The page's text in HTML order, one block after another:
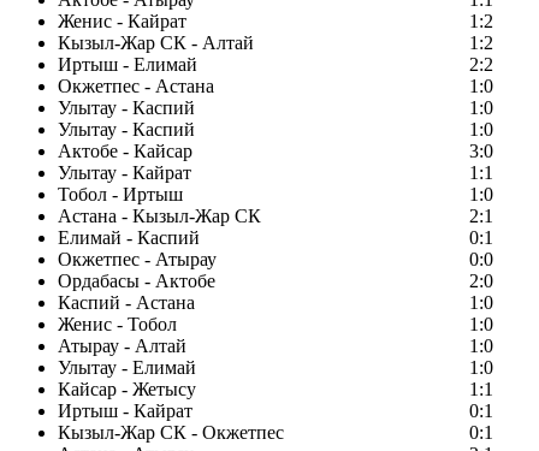
Женис - Кайрат
1:2
Кызыл-Жар СК - Алтай
1:2
Иртыш - Елимай
2:2
Окжетпес - Астана
1:0
Улытау - Каспий
1:0
Улытау - Каспий
1:0
Актобе - Кайсар
3:0
Улытау - Кайрат
1:1
Тобол - Иртыш
1:0
Астана - Кызыл-Жар СК
2:1
Елимай - Каспий
0:1
Окжетпес - Атырау
0:0
Ордабасы - Актобе
2:0
Каспий - Астана
1:0
Женис - Тобол
1:0
Атырау - Алтай
1:0
Улытау - Елимай
1:0
Кайсар - Жетысу
1:1
Иртыш - Кайрат
0:1
Кызыл-Жар СК - Окжетпес
0:1